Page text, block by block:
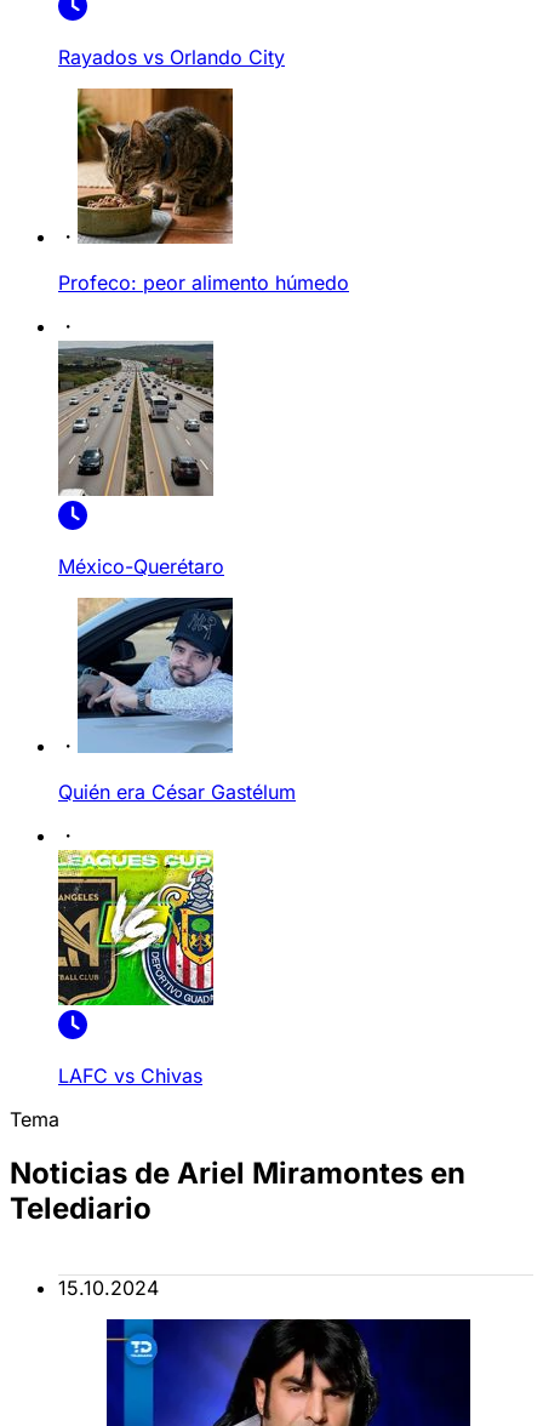
Rayados vs Orlando City
Profeco: peor alimento húmedo
México-Querétaro
Quién era César Gastélum
LAFC vs Chivas
Tema
Noticias de Ariel Miramontes en
Telediario
15.10.2024